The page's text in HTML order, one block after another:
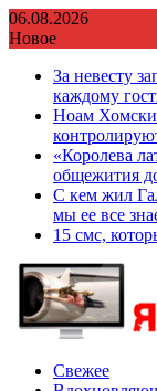
Перейти
к
06.08.2026
Новое
За невесту
каждому
Ноам
«Королева
общежития
С кем жил
мы ее все
15 смс,
Свежее